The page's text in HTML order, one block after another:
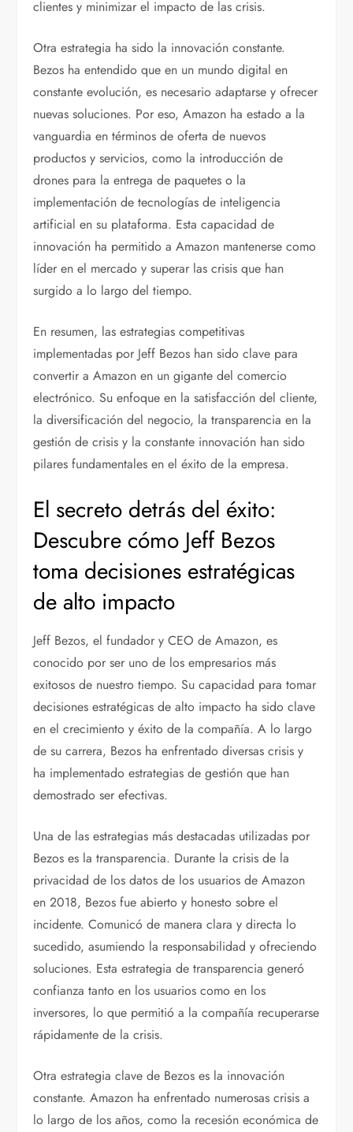
clientes y minimizar el impacto de las crisis.
Otra estrategia ha sido la innovación constante.
Bezos ha entendido que en un mundo digital en
constante evolución, es necesario adaptarse y ofrecer
nuevas soluciones. Por eso, Amazon ha estado a la
vanguardia en términos de oferta de nuevos
productos y servicios, como la introducción de
drones para la entrega de paquetes o la
implementación de tecnologías de inteligencia
artificial en su plataforma. Esta capacidad de
innovación ha permitido a Amazon mantenerse como
líder en el mercado y superar las crisis que han
surgido a lo largo del tiempo.
En resumen, las estrategias competitivas
implementadas por Jeff Bezos han sido clave para
convertir a Amazon en un gigante del comercio
electrónico. Su enfoque en la satisfacción del cliente,
la diversificación del negocio, la transparencia en la
gestión de crisis y la constante innovación han sido
pilares fundamentales en el éxito de la empresa.
El secreto detrás del éxito:
Descubre cómo Jeff Bezos
toma decisiones estratégicas
de alto impacto
Jeff Bezos, el fundador y CEO de Amazon, es
conocido por ser uno de los empresarios más
exitosos de nuestro tiempo. Su capacidad para tomar
decisiones estratégicas de alto impacto ha sido clave
en el crecimiento y éxito de la compañía. A lo largo
de su carrera, Bezos ha enfrentado diversas crisis y
ha implementado estrategias de gestión que han
demostrado ser efectivas.
Una de las estrategias más destacadas utilizadas por
Bezos es la transparencia. Durante la crisis de la
privacidad de los datos de los usuarios de Amazon
en 2018, Bezos fue abierto y honesto sobre el
incidente. Comunicó de manera clara y directa lo
sucedido, asumiendo la responsabilidad y ofreciendo
soluciones. Esta estrategia de transparencia generó
confianza tanto en los usuarios como en los
inversores, lo que permitió a la compañía recuperarse
rápidamente de la crisis.
Otra estrategia clave de Bezos es la innovación
constante. Amazon ha enfrentado numerosas crisis a
lo largo de los años, como la recesión económica de